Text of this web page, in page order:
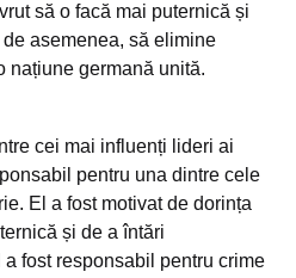
să o facă mai puternică și
asemenea, să elimine
națiune germană unită.
cei mai influenți lideri ai
pentru una dintre cele
El a fost motivat de dorința
și de a întări
fost responsabil pentru crime